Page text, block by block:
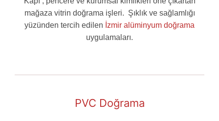
mağaza vitrin doğrama işleri. Şıklık ve sağlamlığı
yüzünden tercih edilen İzmir alüminyum doğrama
uygulamaları.
PVC Doğrama